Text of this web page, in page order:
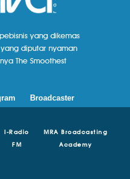
yang dikemas
diputar nyaman
The Smoothest
Broadcaster
I-Radio
FM
MRA Broadcasting
Academy